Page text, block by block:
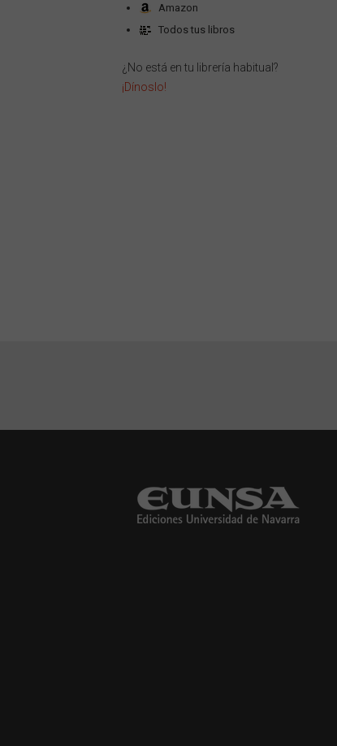
Amazon
Todos tus libros
¿No está en tu librería habitual?
¡Dínoslo!